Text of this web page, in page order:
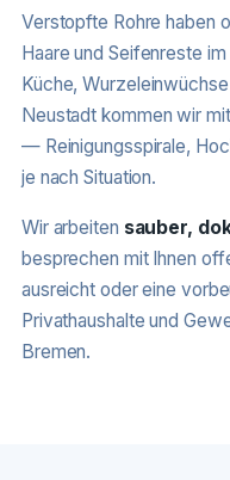
Verstopfte Rohre haben
Haare und Seifenreste
Küche,
Neustadt kommen wir
— Reinigungsspirale,
je nach Situation.
Wir arbeiten sauber,
besprechen mit Ihnen
ausreicht oder eine
Privathaushalte und
Bremen.